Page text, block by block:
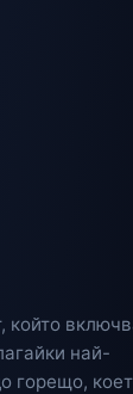
който
най-
горещо,